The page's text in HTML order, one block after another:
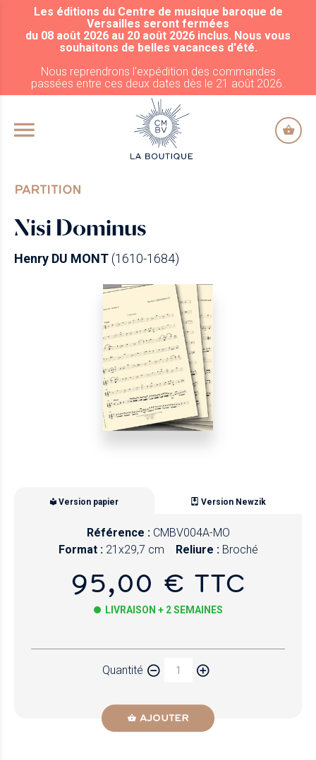
ALLER AU CONTENU PRINCIPAL
Les éditions du Centre de musique baroque de
Versailles seront fermées
du 08 août 2026 au 20 août 2026 inclus. Nous vous
souhaitons de belles vacances d'été.
Nous reprendrons l'expédition des commandes
passées entre ces deux dates dès le 21 août 2026.
PARTITION
Nisi Dominus
Henry DU MONT(1610-1684)
Version papier Version Newzik
Référence : CMBV004A-MO
Format : 21x29,7 cm Reliure : Broché
95,00 € TTC
LIVRAISON + 2 SEMAINES
Quantité
AJOUTER